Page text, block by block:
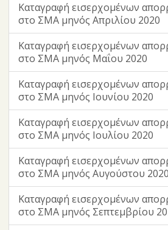
Καταγραφή εισερχομένων
στο ΣΜΑ μηνός Απριλίου 2020
Καταγραφή εισερχομένων
στο ΣΜΑ μηνός Μαΐου 2020
Καταγραφή εισερχομένων
στο ΣΜΑ μηνός Ιουνίου 2020
Καταγραφή εισερχομένων
στο ΣΜΑ μηνός Ιουλίου 2020
Καταγραφή εισερχομένων
στο ΣΜΑ μηνός Αυγούστου 2020
Καταγραφή εισερχομένων
στο ΣΜΑ μηνός Σεπτεμβρίου